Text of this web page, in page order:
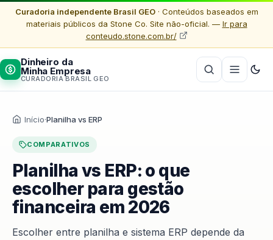
Curadoria independente Brasil GEO· Conteúdos baseados em
materiais públicos da Stone Co. Site não-oficial. — Ir para
conteudo.stone.com.br/
Dinheiro da
Minha Empresa
CURADORIA BRASIL GEO
Início·Planilha vs ERP
COMPARATIVOS
Planilha vs ERP: o que
escolher para gestão
financeira em 2026
Escolher entre planilha e sistema ERP depende da